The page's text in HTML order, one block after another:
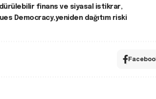
finans ve siyasal istikrar
Democracy yeniden dağıtım riski